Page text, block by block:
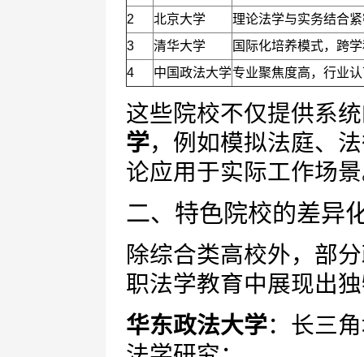
2
北京大学
理论法学与实务结合
3
清华大学
国际化培养模式，跨
4
中国政法大学专业聚焦度高，行业
这些院校不仅提供系
学，例如模拟法庭、
论应用于实际工作场
二、特色院校的差异
除综合类高校外，部
职法学教育中展现出
华东政法大学：长三